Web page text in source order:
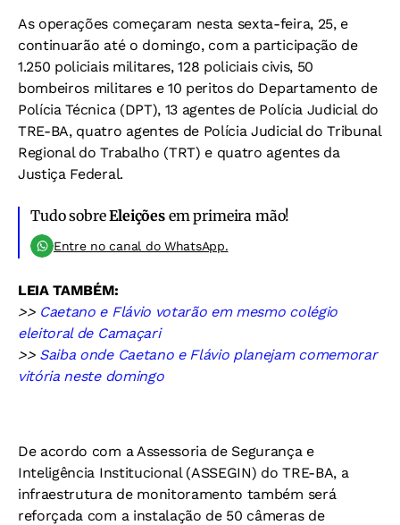
As operações começaram nesta sexta-feira, 25, e
continuarão até o domingo, com a participação de
1.250 policiais militares, 128 policiais civis, 50
bombeiros militares e 10 peritos do Departamento de
Polícia Técnica (DPT), 13 agentes de Polícia Judicial do
TRE-BA, quatro agentes de Polícia Judicial do Tribunal
Regional do Trabalho (TRT) e quatro agentes da
Justiça Federal.
Tudo sobreEleiçõesem primeira mão!
Entre no canal do WhatsApp.
LEIA TAMBÉM:
>> Caetano e Flávio votarão em mesmo colégio
eleitoral de Camaçari
>> Saiba onde Caetano e Flávio planejam comemorar
vitória neste domingo
De acordo com a Assessoria de Segurança e
Inteligência Institucional (ASSEGIN) do TRE-BA, a
infraestrutura de monitoramento também será
reforçada com a instalação de 50 câmeras de